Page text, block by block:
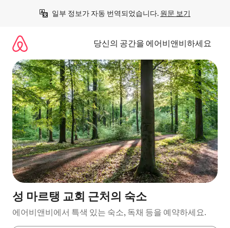
일부 정보가 자동 번역되었습니다. 원문 보기
당신의 공간을 에어비앤비하세요
성 마르탱 교회 근처의 숙소
에어비앤비에서 특색 있는 숙소, 독채 등을 예약하세요.